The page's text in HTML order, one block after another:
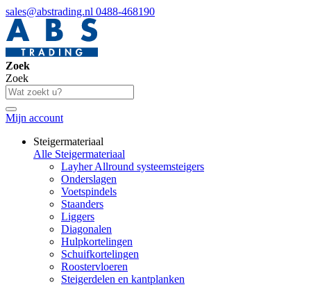
sales@abstrading.nl 0488-468190
Zoek
Zoek
Mijn account
Steigermateriaal
Alle Steigermateriaal
Layher Allround systeemsteigers
Onderslagen
Voetspindels
Staanders
Liggers
Diagonalen
Hulpkortelingen
Schuifkortelingen
Roostervloeren
Steigerdelen en kantplanken